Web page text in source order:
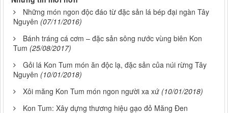
Những món ngon độc đáo từ đặc sản lá bép đại ngàn Tây
Nguyên (07/11/2016)
Bánh tráng cá cơm – đặc sản sông nước vùng biên Kon
Tum (25/08/2017)
Gỏi lá Kon Tum món ăn độc lạ, đặc sản của núi rừng Tây
Nguyên (10/01/2018)
Xôi măng Kon Tum món ngon người xa xứ (10/01/2018)
Kon Tum: Xây dựng thương hiệu gạo đỏ Măng Đen